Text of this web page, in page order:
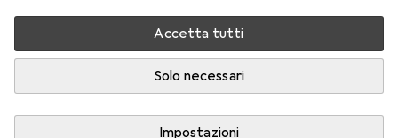
Accetta tutti
Solo necessari
Impostazioni
Consegna tra mar, 18/8 e gio, 20/8
Più di 10 pezzi in stock presso il fornitore